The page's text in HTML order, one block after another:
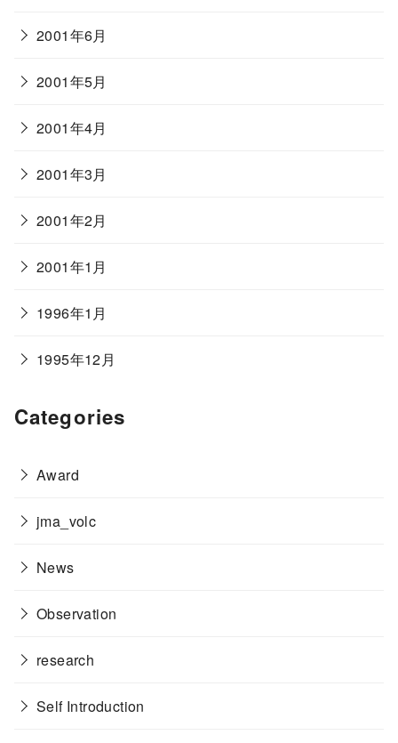
2001年6月
2001年5月
2001年4月
2001年3月
2001年2月
2001年1月
1996年1月
1995年12月
Categories
Award
jma_volc
News
Observation
research
Self Introduction